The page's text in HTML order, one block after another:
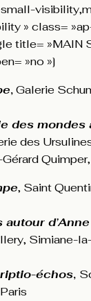
» class=
title= »MAIN
»no »]
,Galerie
des mondes
des
, Saint
autour
Simiane-
échos,